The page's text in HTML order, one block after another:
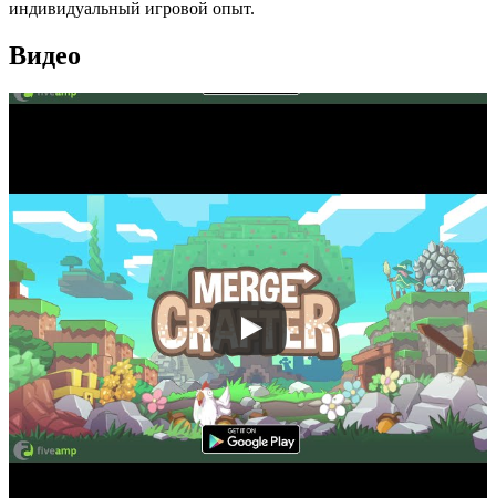
индивидуальный игровой опыт.
Видео